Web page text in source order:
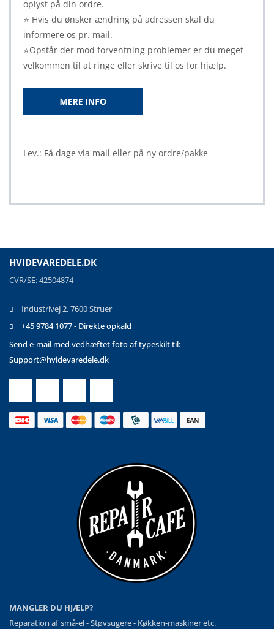
oplyst på din ordre.
⭐ Hvis du ønsker ændring på adressen skal du
informere os pr. mail.
⭐Opstår der mod forventning problemer er du meget
velkommen til at ringe eller skrive til os for hjælp.
Lev.: Få dage via mail eller på ny ordre/pakke
HVIDEVAREDELE.DK
CVR/SE: 42504874
Industrivej 2, 7600 Struer
+45 9784 1077 - Direkte opkald
Send e-mail med vedhæftet foto af typeskilt til:
Support@hvidevaredele.dk
MANGLER DU HJÆLP?
Reparation af små-el - Støvsugere - Køkken-maskiner etc.